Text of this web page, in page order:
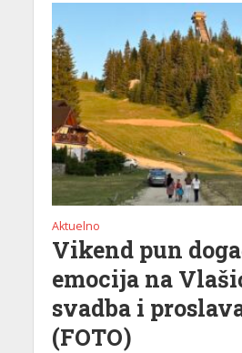
Aktuelno
Vikend pun
emocija na
svadba i
(FOTO)